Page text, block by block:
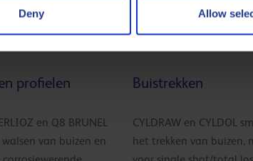
Deny Allow
profielen
en Q8 BRUNEL
van buizen en
Buistrekken
CYLDRAW en CYLDOL
het trekken van buizen,